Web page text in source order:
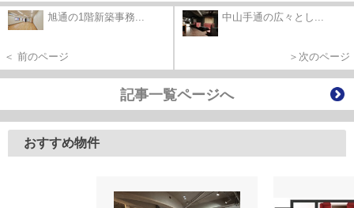
旭通の1階新築事務...
＜ 前のページ
中山手通の広々とし...
＞次のページ
記事一覧ページへ
おすすめ物件